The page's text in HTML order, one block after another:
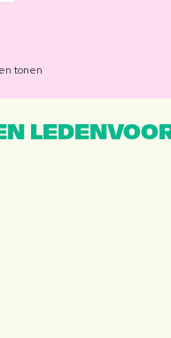
tonen